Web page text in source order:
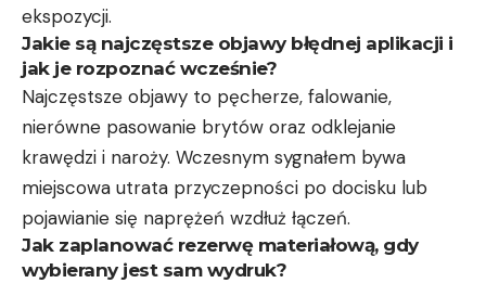
ekspozycji.
Jakie są najczęstsze objawy błędnej aplikacji i
jak je rozpoznać wcześnie?
Najczęstsze objawy to pęcherze, falowanie,
nierówne pasowanie brytów oraz odklejanie
krawędzi i naroży. Wczesnym sygnałem bywa
miejscowa utrata przyczepności po docisku lub
pojawianie się naprężeń wzdłuż łączeń.
Jak zaplanować rezerwę materiałową, gdy
wybierany jest sam wydruk?